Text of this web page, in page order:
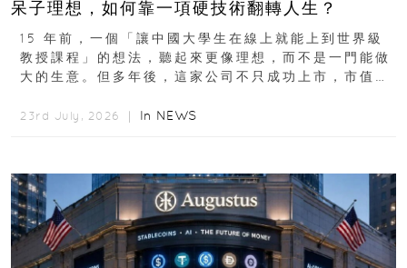
呆子理想，如何靠一項硬技術翻轉人生？
15 年前，一個「讓中國大學生在線上就能上到世界級
教授課程」的想法，聽起來更像理想，而不是一門能做
大的生意。但多年後，這家公司不只成功上市，市值更
23rd July, 2026 ｜ In NEWS